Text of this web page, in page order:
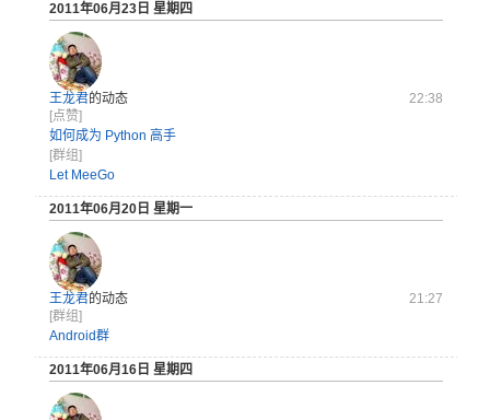
2011年06月23日 星期四
王龙君的动态
22:38
[点赞]
如何成为 Python 高手
[群组]
Let MeeGo
2011年06月20日 星期一
王龙君的动态
21:27
[群组]
Android群
2011年06月16日 星期四